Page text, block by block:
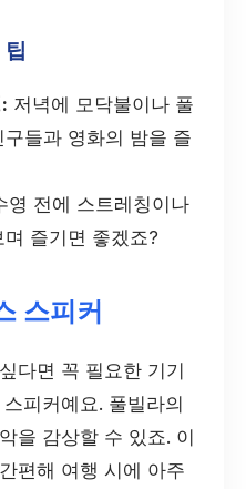
저녁에 모닥불이나 풀
들과 영화의 밤을 즐
영 전에 스트레칭이나
즐기면 좋겠죠?
스피커
다면 꼭 필요한 기기
피커예요. 풀빌라의
을 감상할 수 있죠. 이
편해 여행 시에 아주